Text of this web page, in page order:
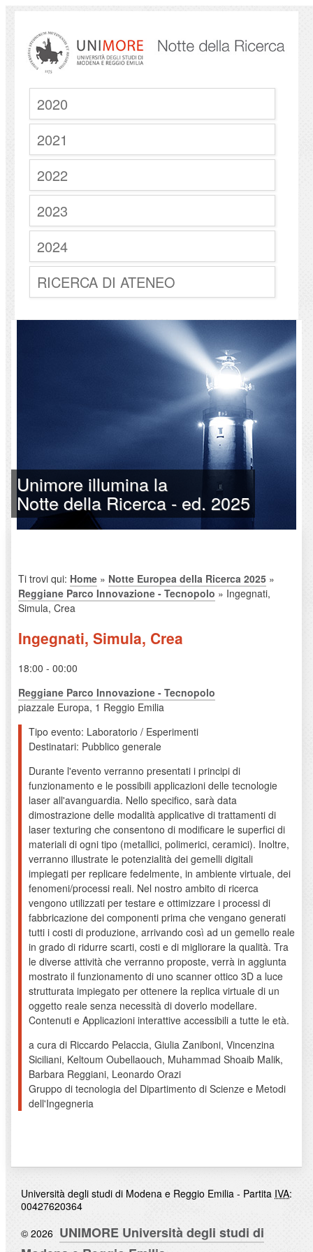
2020
2021
2022
2023
2024
RICERCA DI ATENEO
Unimore illumina la
Notte della Ricerca - ed. 2025
Ti trovi qui: Home » Notte Europea della Ricerca 2025 »
Reggiane Parco Innovazione - Tecnopolo » Ingegnati,
Simula, Crea
Ingegnati, Simula, Crea
18:00 - 00:00
Reggiane Parco Innovazione - Tecnopolo
piazzale Europa, 1 Reggio Emilia
Tipo evento: Laboratorio / Esperimenti
Destinatari: Pubblico generale
Durante l'evento verranno presentati i principi di
funzionamento e le possibili applicazioni delle tecnologie
laser all'avanguardia. Nello specifico, sarà data
dimostrazione delle modalità applicative di trattamenti di
laser texturing che consentono di modificare le superfici di
materiali di ogni tipo (metallici, polimerici, ceramici). Inoltre,
verranno illustrate le potenzialità dei gemelli digitali
impiegati per replicare fedelmente, in ambiente virtuale, dei
fenomeni/processi reali. Nel nostro ambito di ricerca
vengono utilizzati per testare e ottimizzare i processi di
fabbricazione dei componenti prima che vengano generati
tutti i costi di produzione, arrivando così ad un gemello reale
in grado di ridurre scarti, costi e di migliorare la qualità. Tra
le diverse attività che verranno proposte, verrà in aggiunta
mostrato il funzionamento di uno scanner ottico 3D a luce
strutturata impiegato per ottenere la replica virtuale di un
oggetto reale senza necessità di doverlo modellare.
Contenuti e Applicazioni interattive accessibili a tutte le età.
a cura di Riccardo Pelaccia, Giulia Zaniboni, Vincenzina
Siciliani, Keltoum Oubellaouch, Muhammad Shoaib Malik,
Barbara Reggiani, Leonardo Orazi
Gruppo di tecnologia del Dipartimento di Scienze e Metodi
dell'Ingegneria
Università degli studi di Modena e Reggio Emilia - Partita IVA:
00427620364
© 2026 UNIMORE Università degli studi di